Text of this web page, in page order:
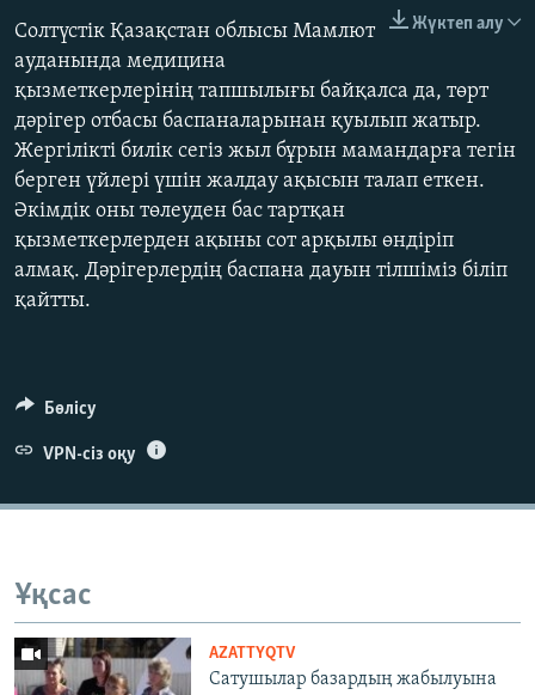
Жүктеп алу
Солтүстік Қазақстан облысы Мамлют
ауданында медицина
қызметкерлерінің тапшылығы байқалса да, төрт
дәрігер отбасы баспаналарынан қуылып жатыр.
Жергілікті билік сегіз жыл бұрын мамандарға тегін
берген үйлері үшін жалдау ақысын талап еткен.
Әкімдік оны төлеуден бас тартқан
қызметкерлерден ақыны сот арқылы өндіріп
алмақ. Дәрігерлердің баспана дауын тілшіміз біліп
қайтты.
Бөлісу
VPN-сіз оқу
Ұқсас
AZATTYQTV
Сатушылар базардың жабылуына